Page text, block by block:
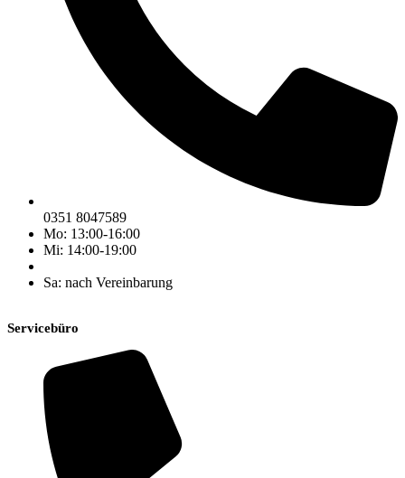
0351 8047589
Mo: 13:00-16:00
Mi: 14:00-19:00
Sa: nach Vereinbarung
Servicebüro